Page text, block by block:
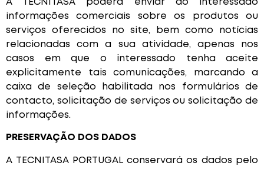
A TECNITASA poderá enviar ao interessado
informações comerciais sobre os produtos ou
serviços oferecidos no site, bem como notícias
relacionadas com a sua atividade, apenas nos
casos em que o interessado tenha aceite
explicitamente tais comunicações, marcando a
caixa de seleção habilitada nos formulários de
contacto, solicitação de serviços ou solicitação de
informações.
PRESERVAÇÃO DOS DADOS
A TECNITASA PORTUGAL conservará os dados pelo